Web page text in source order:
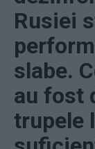
Rusiei
slabe.
au fost
trupele